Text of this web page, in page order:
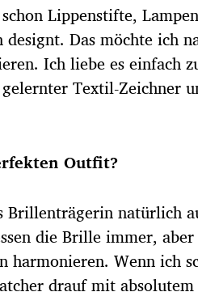
Lippenstifte,
Das möchte ich
Ich liebe es einfach
Textil-Zeichner
Outfit?
natürlich
die Brille immer,
harmonieren. Wenn ich
drauf mit